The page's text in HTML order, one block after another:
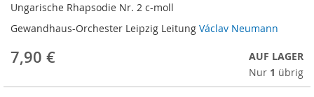
images
gallery
Ungarische Rhapsodie Nr. 2 c-moll
Gewandhaus-Orchester Leipzig Leitung Václav Neumann
7,90 €
AUF LAGER
Nur 1 übrig